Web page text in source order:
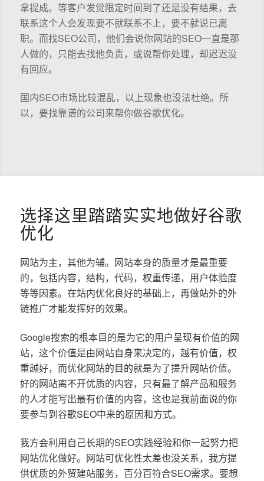
拿提成。等客户发觉限定时间到了还是没有结果，去
联系这个人会发现要不就联系不上，要不就说已离
职。而找SEO公司，他们会说你网站的SEO一直是那
人做的，只能去找他负责，或说帮你处理，却迟迟没
有回应。
国内SEO市场比较混乱，以上现象也没法杜绝。所
以，要找靠谱的公司来帮你做谷歌优化。
选择这里踏踏实实地做好谷歌
优化
网站为主，其他为辅。网站本身的质量才是最重要
的，包括内容，结构，代码，权重传递，用户体验度
等等因素。在站内优化良好的基础上，再做站外的外
链推广才能发挥好的效果。
Google搜索的根本目的是为它的用户呈现有价值的网
站，这个价值是由网站自身来决定的，越有价值，权
重越好，而优化网站的目的就是为了提升网站价值。
好的网站离不开优质的内容，只有最了解产品和服务
的人才能写出最有价值的内容，这也是我前面说的你
要参与到谷歌SEO中来的原因和方式。
我方会利用自己长期的SEO实践经验和你一起努力把
网站优化做好。网站可优化性太差也没关系，我方提
供优质的外贸建站服务，百分百符合SEO需求。要想